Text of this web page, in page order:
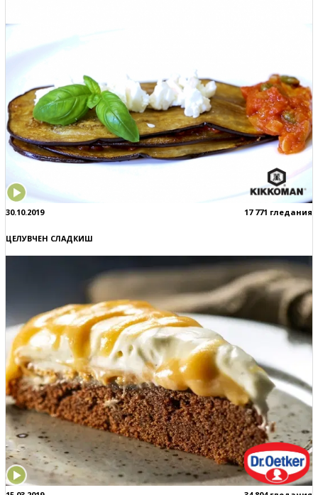
30.10.2019 17 771 гледания
ЦЕЛУВЧЕН СЛАДКИШ